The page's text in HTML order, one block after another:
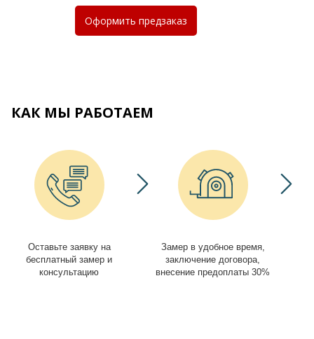
Оформить предзаказ
КАК МЫ РАБОТАЕМ
Оставьте заявку на
бесплатный замер и
консультацию
Замер в удобное время,
заключение договора,
внесение предоплаты 30%